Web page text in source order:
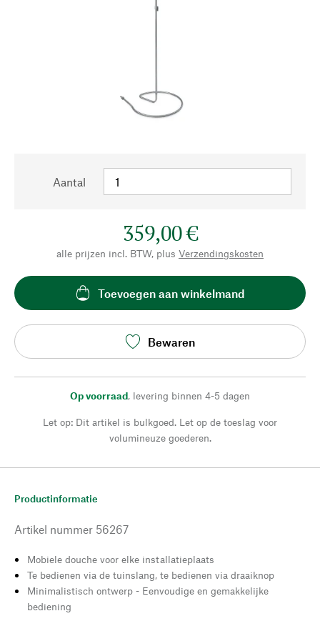
Aantal
359,00 €
alle prijzen incl. BTW, plus Verzendingskosten
Toevoegen aan winkelmand
Bewaren
Op voorraad, levering binnen 4-5 dagen
Let op: Dit artikel is bulkgoed. Let op de toeslag voor
volumineuze goederen.
Productinformatie
Artikel nummer 56267
Mobiele douche voor elke installatieplaats
Te bedienen via de tuinslang, te bedienen via draaiknop
Minimalistisch ontwerp - Eenvoudige en gemakkelijke
bediening